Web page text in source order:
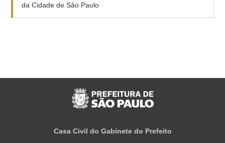
da Cidade de São Paulo
Casa Civil do Gabinete do Prefeito